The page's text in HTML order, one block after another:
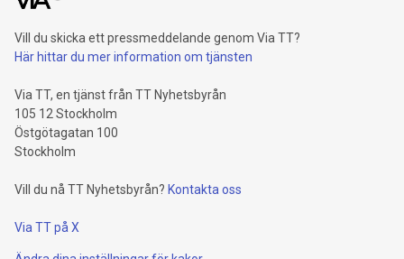
Vill du skicka ett pressmeddelande genom Via TT?
Här hittar du mer information om tjänsten
Via TT, en tjänst från TT Nyhetsbyrån
105 12 Stockholm
Östgötagatan 100
Stockholm
Vill du nå TT Nyhetsbyrån? Kontakta oss
Via TT på X